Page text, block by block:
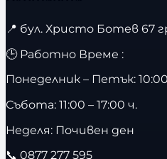
📍 бул. Христо Ботев 67
🕒 Работно Време :
Понеделник – Петък: 10:00
Събота: 11:00 – 17:00 ч.
Неделя: Почивен ден
📞 0877 277 595